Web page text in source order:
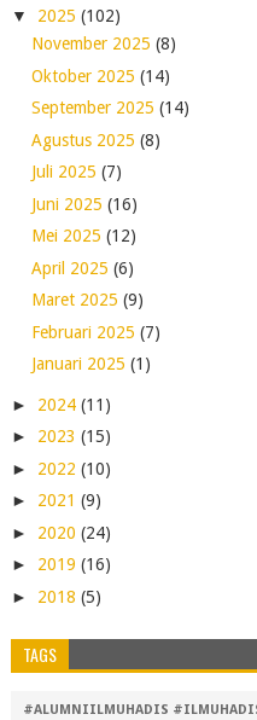
▼ 2025 (102)
November 2025 (8)
Oktober 2025 (14)
September 2025 (14)
Agustus 2025 (8)
Juli 2025 (7)
Juni 2025 (16)
Mei 2025 (12)
April 2025 (6)
Maret 2025 (9)
Februari 2025 (7)
Januari 2025 (1)
► 2024 (11)
► 2023 (15)
► 2022 (10)
► 2021 (9)
► 2020 (24)
► 2019 (16)
► 2018 (5)
TAGS
#ALUMNIILMUHADIS